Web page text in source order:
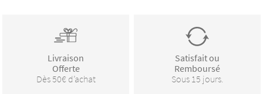
Livraison
Offerte
Dès 50€ d’achat
Satisfait ou
Remboursé
Sous 15 jours.